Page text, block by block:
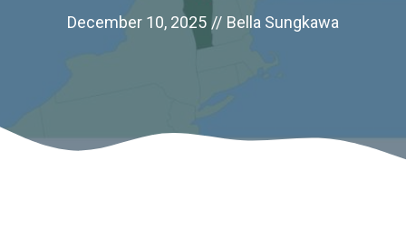
December 10, 2025 // Bella Sungkawa